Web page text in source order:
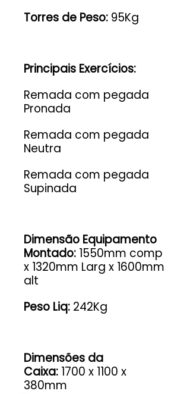
Torres de Peso: 95Kg
Principais Exercícios:
Remada com pegada
Pronada
Remada com pegada
Neutra
Remada com pegada
Supinada
Dimensão Equipamento
Montado: 1550mm comp
x 1320mm Larg x 1600mm
alt
Peso Liq: 242Kg
Dimensões da
Caixa: 1700 x 1100 x
380mm